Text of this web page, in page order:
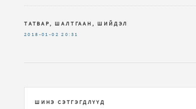
ТАТВАР, ШАЛТГААН, ШИЙДЭЛ
2018-01-02 20:31
ШИНЭ СЭТГЭГДЛҮҮД